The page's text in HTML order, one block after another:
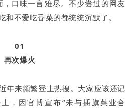
口味一言难尽。不少尝过的网友
和不爱吃香菜的都统统沉默了。
01
再次爆火
年来频繁登上热搜。大家应该还记
，因官博宣布“未与插旗菜业合